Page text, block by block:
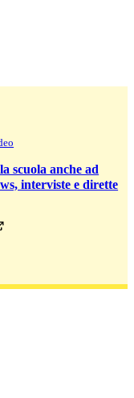
scuola anche ad
interviste e dirette